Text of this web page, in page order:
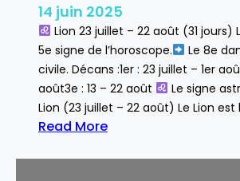
14 juin 2025
Lion 23 juillet – 22 août (31 jours)
5e signe de l’horoscope.
Le 8e
civile. Décans :1er : 23 juillet – 1er
août3e : 13 – 22 août
Le signe
Lion (23 juillet – 22 août) Le Lion est
Read More
L